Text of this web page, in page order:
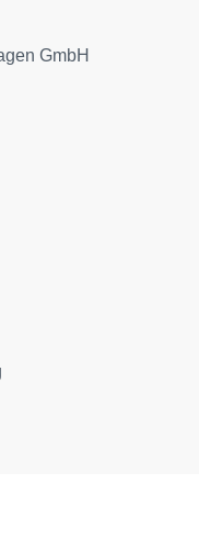
GmbH